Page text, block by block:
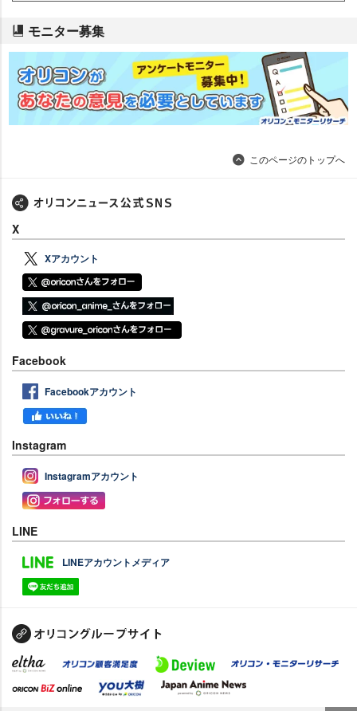
モニター募集
このページのトップへ
X
Xアカウント
Facebook
Facebookアカウント
Instagram
Instagramアカウント
LINE
LINEアカウントメディア